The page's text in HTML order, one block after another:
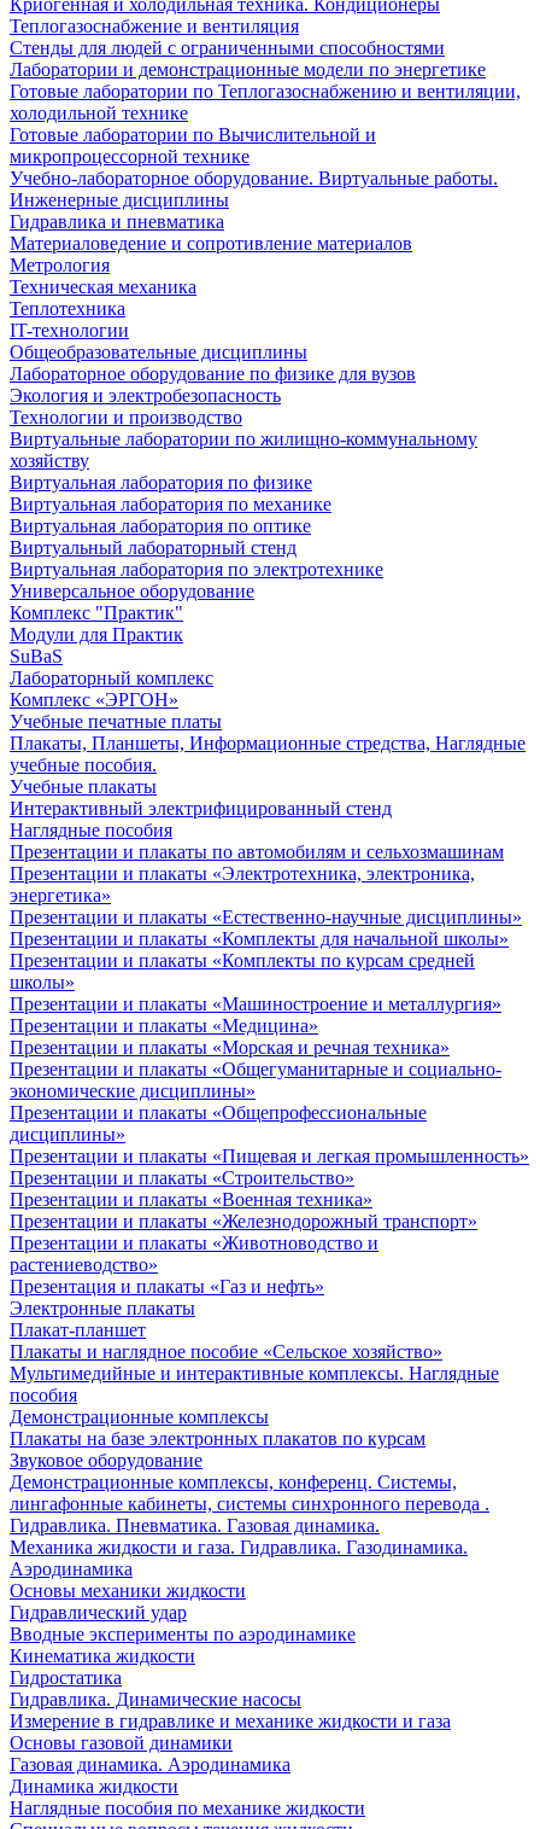
Криогенная и холодильная техника. Кондиционеры
Теплогазоснабжение и вентиляция
Стенды для людей с ограниченными способностями
Лаборатории и демонстрационные модели по энергетике
Готовые лаборатории по Теплогазоснабжению и вентиляции,
холодильной технике
Готовые лаборатории по Вычислительной и
микропроцессорной технике
Учебно-лабораторное оборудование. Виртуальные работы.
Инженерные дисциплины
Гидравлика и пневматика
Материаловедение и сопротивление материалов
Метрология
Техническая механика
Теплотехника
IT-технологии
Общеобразовательные дисциплины
Лабораторное оборудование по физике для вузов
Экология и электробезопасность
Технологии и производство
Виртуальные лаборатории по жилищно-коммунальному
хозяйству
Виртуальная лаборатория по физике
Виртуальная лаборатория по механике
Виртуальная лаборатория по оптике
Виртуальный лабораторный стенд
Виртуальная лаборатория по электротехнике
Универсальное оборудование
Комплекс "Практик"
Модули для Практик
SuBaS
Лабораторный комплекс
Комплекс «ЭРГОН»
Учебные печатные платы
Плакаты, Планшеты, Информационные стредства, Наглядные
учебные пособия.
Учебные плакаты
Интерактивный электрифицированный стенд
Наглядные пособия
Презентации и плакаты по автомобилям и сельхозмашинам
Презентации и плакаты «Электротехника, электроника,
энергетика»
Презентации и плакаты «Естественно-научные дисциплины»
Презентации и плакаты «Комплекты для начальной школы»
Презентации и плакаты «Комплекты по курсам средней
школы»
Презентации и плакаты «Машиностроение и металлургия»
Презентации и плакаты «Медицина»
Презентации и плакаты «Морская и речная техника»
Презентации и плакаты «Общегуманитарные и социально-
экономические дисциплины»
Презентации и плакаты «Общепрофессиональные
дисциплины»
Презентации и плакаты «Пищевая и легкая промышленность»
Презентации и плакаты «Строительство»
Презентации и плакаты «Военная техника»
Презентации и плакаты «Железнодорожный транспорт»
Презентации и плакаты «Животноводство и
растениеводство»
Презентация и плакаты «Газ и нефть»
Электронные плакаты
Плакат-планшет
Плакаты и наглядное пособие «Сельское хозяйство»
Мультимедийные и интерактивные комплексы. Наглядные
пособия
Демонстрационные комплексы
Плакаты на базе электронных плакатов по курсам
Звуковое оборудование
Демонстрационные комплексы, конференц. Системы,
лингафонные кабинеты, системы синхронного перевода .
Гидравлика. Пневматика. Газовая динамика.
Механика жидкости и газа. Гидравлика. Газодинамика.
Аэродинамика
Основы механики жидкости
Гидравлический удар
Вводные эксперименты по аэродинамике
Кинематика жидкости
Гидростатика
Гидравлика. Динамические насосы
Измерение в гидравлике и механике жидкости и газа
Основы газовой динамики
Газовая динамика. Аэродинамика
Динамика жидкости
Наглядные пособия по механике жидкости